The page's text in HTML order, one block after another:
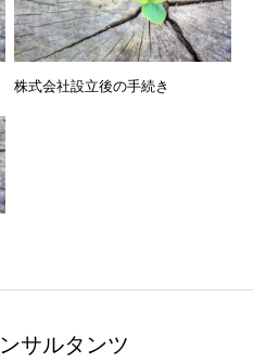
株式会社設立後の手続き
サルタンツ